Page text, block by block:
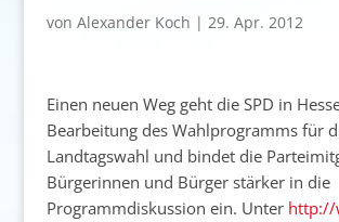
von Alexander Koch | 29. Apr. 2012
Einen neuen Weg geht die SPD in
Bearbeitung des Wahlprogramms für
Landtagswahl und bindet die
Bürgerinnen und Bürger stärker in die
Programmdiskussion ein. Unter http://